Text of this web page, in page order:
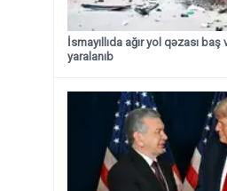
İsmayıllıda ağır yol qəzası
yaralanıb